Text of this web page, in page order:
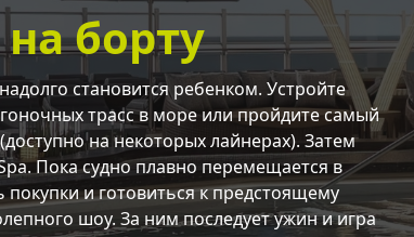
борту
становится ребенком. Устройте
трасс в море или пройдите самый
на некоторых лайнерах). Затем
Пока судно плавно перемещается в
и готовиться к предстоящему
шоу. За ним последует ужин и игра